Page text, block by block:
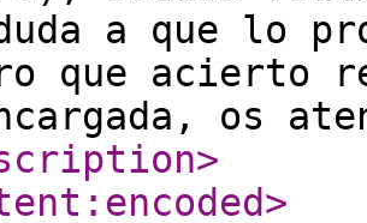
a que lo
que acierto
os
>
>